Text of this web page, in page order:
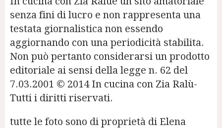
senza fini di lucro e non rappresenta una
testata giornalistica non essendo
aggiornando con una periodicità stabilita.
Non può pertanto considerarsi un prodotto
editoriale ai sensi della legge n. 62 del
7.03.2001 © 2014 In cucina con Zia Ralù-
Tutti i diritti riservati.
tutte le foto sono di proprietà di Elena